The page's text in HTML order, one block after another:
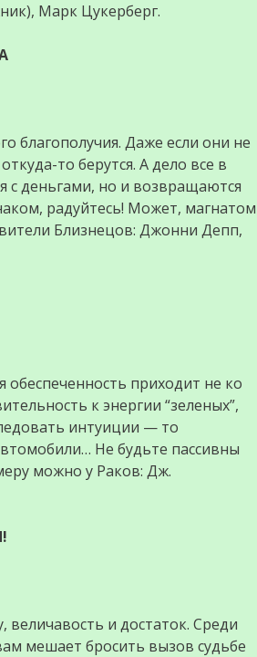
Марк Цукерберг.
благополучия. Даже если они не
то берутся. А дело все в
с деньгами, но и возвращаются
радуйтесь! Может, магнатом
Близнецов: Джонни Депп,
приходит не ко
к энергии “зеленых”,
интуиции — то
Не будьте пассивны
можно у Раков: Дж.
и достаток. Среди
мешает бросить вызов судьбе